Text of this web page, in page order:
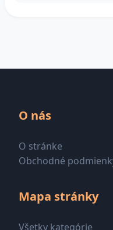
O nás
O stránke
Obchodné
Mapa stránky
Všetky kategórie